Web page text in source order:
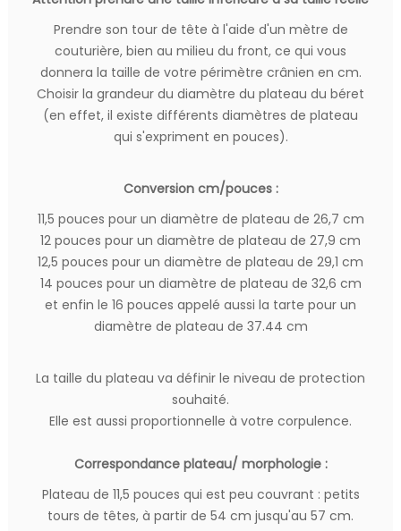
Prendre son tour de tête à l'aide d'un mètre de
couturière, bien au milieu du front, ce qui vous
donnera la taille de votre périmètre crânien en cm.
Choisir la grandeur du diamètre du plateau du béret
(en effet, il existe différents diamètres de plateau
qui s'expriment en pouces).
Conversion cm/pouces :
11,5 pouces pour un diamètre de plateau de 26,7 cm
12 pouces pour un diamètre de plateau de 27,9 cm
12,5 pouces pour un diamètre de plateau de 29,1 cm
14 pouces pour un diamètre de plateau de 32,6 cm
et enfin le 16 pouces appelé aussi la tarte pour un
diamètre de plateau de 37.44 cm
La taille du plateau va définir le niveau de protection
souhaité.
Elle est aussi proportionnelle à votre corpulence.
Correspondance plateau/ morphologie :
Plateau de 11,5 pouces qui est peu couvrant : petits
tours de têtes, à partir de 54 cm jusqu'au 57 cm.